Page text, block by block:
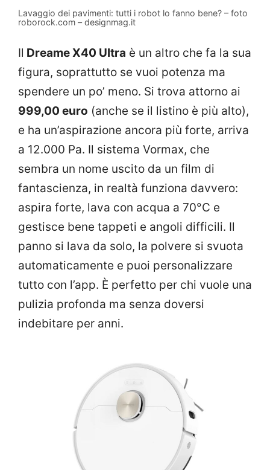
Lavaggio dei pavimenti: tutti i robot lo fanno bene? – foto
roborock.com – designmag.it
Il Dreame X40 Ultra è un altro che fa la sua
figura, soprattutto se vuoi potenza ma
spendere un po’ meno. Si trova attorno ai
999,00 euro (anche se il listino è più alto),
e ha un’aspirazione ancora più forte, arriva
a 12.000 Pa. Il sistema Vormax, che
sembra un nome uscito da un film di
fantascienza, in realtà funziona davvero:
aspira forte, lava con acqua a 70°C e
gestisce bene tappeti e angoli difficili. Il
panno si lava da solo, la polvere si svuota
automaticamente e puoi personalizzare
tutto con l’app. È perfetto per chi vuole una
pulizia profonda ma senza doversi
indebitare per anni.